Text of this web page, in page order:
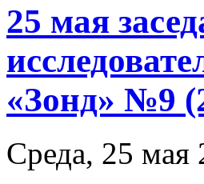
25 мая
«Зонд» №9
Среда, 25 мая